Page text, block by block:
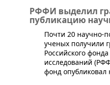
РФФИ выделил
публикацию
​Почти 20 научно-
ученых получили
Российского
исследований
фонд опубликовал